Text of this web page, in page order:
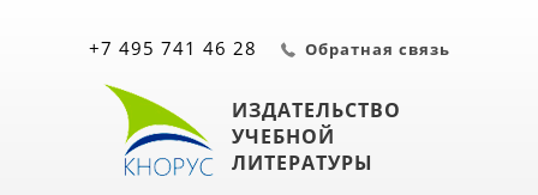
ИЗДАТЕЛЬСТВО
УЧЕБНОЙ
ЛИТЕРАТУРЫ
+7 495 741 46 28 Обратная связь